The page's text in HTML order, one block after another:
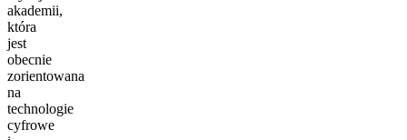
akademii,
która
jest
obecnie
zorientowana
na
technologie
cyfrowe